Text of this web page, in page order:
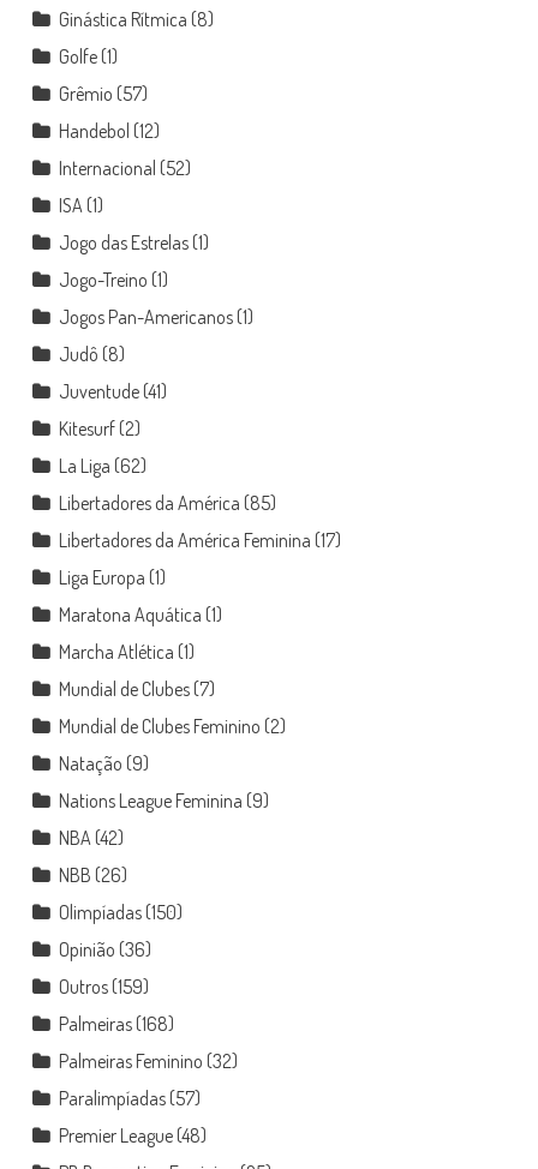
Ginástica Rítmica (8)
Golfe(1)
Grêmio (57)
Handebol (12)
Internacional (52)
ISA(1)
Jogo das Estrelas(1)
Jogo-Treino (1)
Jogos Pan-Americanos(1)
Judô (8)
Juventude(41)
Kitesurf(2)
La Liga (62)
Libertadores da América (85)
Libertadores da América Feminina (17)
Liga Europa (1)
Maratona Aquática (1)
Marcha Atlética (1)
Mundial de Clubes(7)
Mundial de Clubes Feminino (2)
Natação (9)
Nations League Feminina (9)
NBA(42)
NBB (26)
Olimpíadas(150)
Opinião (36)
Outros(159)
Palmeiras(168)
Palmeiras Feminino (32)
Paralimpíadas(57)
Premier League(48)